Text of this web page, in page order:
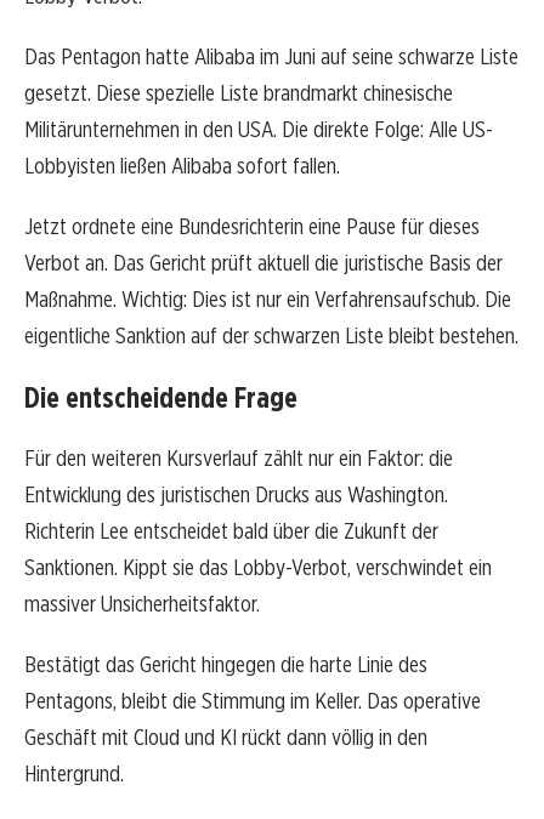
Das Pentagon hatte Alibaba im Juni auf seine schwarze Liste
gesetzt. Diese spezielle Liste brandmarkt chinesische
Militärunternehmen in den USA. Die direkte Folge: Alle US-
Lobbyisten ließen Alibaba sofort fallen.
Jetzt ordnete eine Bundesrichterin eine Pause für dieses
Verbot an. Das Gericht prüft aktuell die juristische Basis der
Maßnahme. Wichtig: Dies ist nur ein Verfahrensaufschub. Die
eigentliche Sanktion auf der schwarzen Liste bleibt bestehen.
Die entscheidende Frage
Für den weiteren Kursverlauf zählt nur ein Faktor: die
Entwicklung des juristischen Drucks aus Washington.
Richterin Lee entscheidet bald über die Zukunft der
Sanktionen. Kippt sie das Lobby-Verbot, verschwindet ein
massiver Unsicherheitsfaktor.
Bestätigt das Gericht hingegen die harte Linie des
Pentagons, bleibt die Stimmung im Keller. Das operative
Geschäft mit Cloud und KI rückt dann völlig in den
Hintergrund.